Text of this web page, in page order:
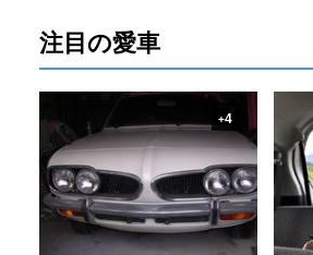
注目の愛車
+4